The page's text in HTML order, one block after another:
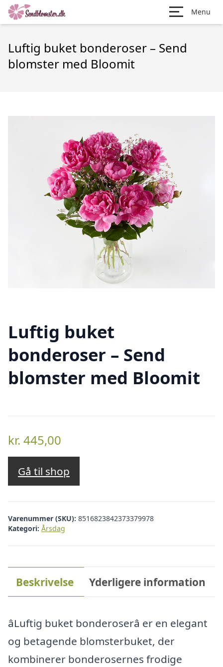
Menu
Luftig buket bonderoser – Send
blomster med Bloomit
Luftig buket
bonderoser – Send
blomster med Bloomit
kr. 445,00
Gå til shop
Varenummer (SKU): 8516823842373379978
Kategori: Årsdag
Beskrivelse Yderligere information
âLuftig buket bonderoserâ er en elegant
og betagende blomsterbuket, der
kombinerer bonderosernes frodige